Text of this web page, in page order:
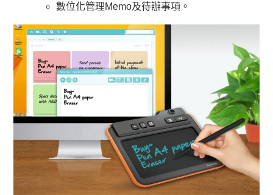
數位化管理Memo及待辦事項。